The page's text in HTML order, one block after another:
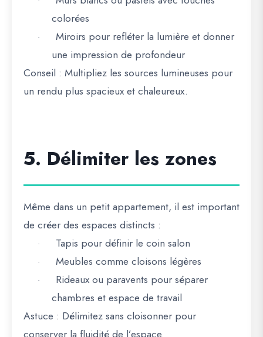
colorées
·
Miroirs pour refléter la lumière et donner
une impression de profondeur
Conseil : Multipliez les sources lumineuses pour
un rendu plus spacieux et chaleureux.
5. Délimiter les zones
Même dans un petit appartement, il est important
de créer des espaces distincts :
· Tapis pour définir le coin salon
· Meubles comme cloisons légères
·
Rideaux ou paravents pour séparer
chambres et espace de travail
Astuce : Délimitez sans cloisonner pour